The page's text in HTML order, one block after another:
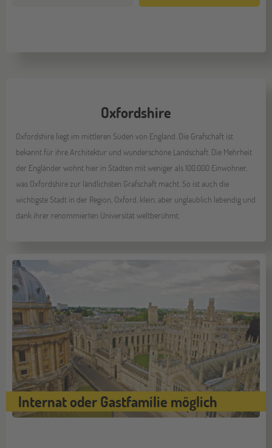
Oxfordshire
Oxfordshire liegt im mittleren Süden von England. Die Grafschaft ist
bekannt für ihre Architektur und wunderschöne Landschaft. Die Mehrheit
der Engländer wohnt hier in Städten mit weniger als 100.000 Einwohner,
was Oxfordshire zur ländlichsten Grafschaft macht. So ist auch die
wichtigste Stadt in der Region, Oxford, klein, aber unglaublich lebendig und
dank ihrer renommierten Universität weltberühmt.
Internat oder Gastfamilie möglich